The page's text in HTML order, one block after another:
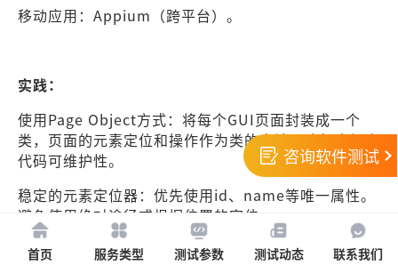
移动应用：Appium（跨平台）。
实践：
使用Page Object方式：将每个GUI页面封装成一个
类，页面的元素定位和操作作为类的方法。这极大提高
代码可维护性。
稳定的元素定位器：优先使用id、name等唯一属性。
避免使用绝对途径或根据位置的定位。
加入等待机制：使用“显式等待”
咨询软件测试
首页 服务类型 测试参数 测试动态 联系我们